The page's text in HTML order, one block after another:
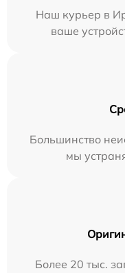
Наш курьер в
ваше
Большинство
мы
Более 20 тыс.